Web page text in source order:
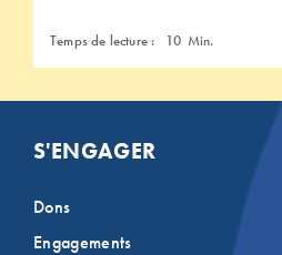
Temps de lecture : 10 Min.
S'ENGAGER
Dons
Engagements